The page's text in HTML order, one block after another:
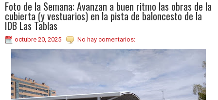
Foto de la Semana: Avanzan a buen ritmo las obras de la
cubierta (y vestuarios) en la pista de baloncesto de la
IDB Las Tablas
octubre 20, 2025 No hay comentarios: